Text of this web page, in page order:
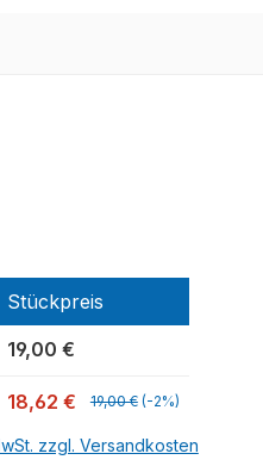
Stückpreis
19,00 €
18,62 € 19,00 € (-2%)
zzgl. Versandkosten